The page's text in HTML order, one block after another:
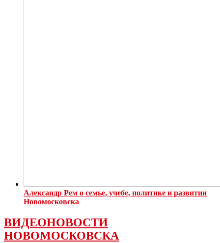
Александр Рем о семье, учебе, политике и развитии
Новомосковска
ВИДЕОНОВОСТИ
НОВОМОСКОВСКА